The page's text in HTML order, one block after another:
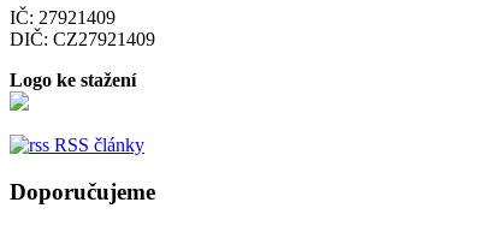
IČ: 27921409
DIČ: CZ27921409
Logo ke stažení
RSS články
Doporučujeme